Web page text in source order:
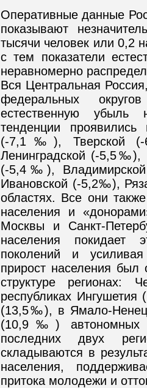
Оперативные данные
показывают
тысячи человек или 0,2
с тем показатели
неравномерно
Вся Центральная
федеральных
естественную убыль
тенденции
(-7,1‰), Тверской
Ленинградской (-
(-5,4‰),
Ивановской (-5,2‰),
областях. Все они
населения и
Москвы и Санкт-
населения
поколений и
прирост населения
структуре регионах:
республиках
(13,5‰), в Ямало-
(10,9‰) автономных
последних двух
складываются в
населения,
притока молодежи и